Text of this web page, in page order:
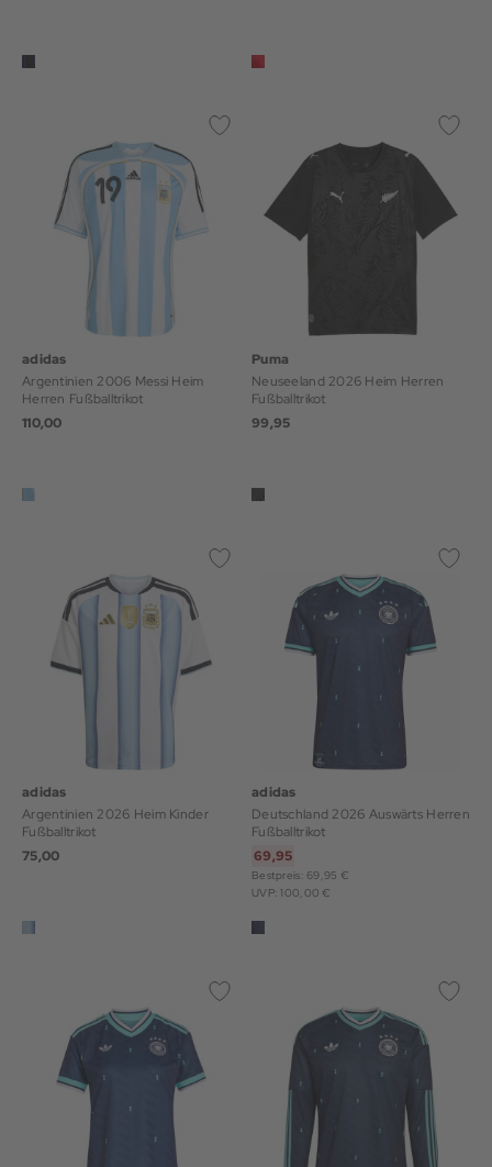
adidas
Argentinien 2006 Messi Heim
Herren Fußballtrikot
110,00
Puma
Neuseeland 2026 Heim Herren
Fußballtrikot
99,95
adidas
Argentinien 2026 Heim Kinder
Fußballtrikot
75,00
adidas
Deutschland 2026 Auswärts Herren
Fußballtrikot
69,95
Bestpreis: 69,95 €
UVP: 100,00 €